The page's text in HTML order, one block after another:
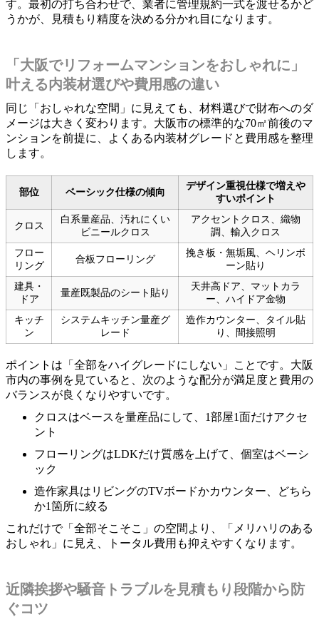
す。最初の打ち合わせで、業者に管理規約一式を渡せるかど
うかが、見積もり精度を決める分かれ目になります。
「大阪でリフォームマンションをおしゃれに」
叶える内装材選びや費用感の違い
同じ「おしゃれな空間」に見えても、材料選びで財布へのダ
メージは大きく変わります。大阪市の標準的な70㎡前後のマ
ンションを前提に、よくある内装材グレードと費用感を整理
します。
部位 ベーシック仕様の傾向
デザイン重視仕様で増えや
すいポイント
クロス
白系量産品、汚れにくい
ビニールクロス
アクセントクロス、織物
調、輸入クロス
フロー
リング
合板フローリング
挽き板・無垢風、ヘリンボ
ーン貼り
建具・
ドア
量産既製品のシート貼り
天井高ドア、マットカラ
ー、ハイドア金物
キッチ
ン
システムキッチン量産グ
レード
造作カウンター、タイル貼
り、間接照明
ポイントは「全部をハイグレードにしない」ことです。大阪
市内の事例を見ていると、次のような配分が満足度と費用の
バランスが良くなりやすいです。
クロスはベースを量産品にして、1部屋1面だけアクセ
ント
フローリングはLDKだけ質感を上げて、個室はベーシ
ック
造作家具はリビングのTVボードかカウンター、どちら
か1箇所に絞る
これだけで「全部そこそこ」の空間より、「メリハリのある
おしゃれ」に見え、トータル費用も抑えやすくなります。
近隣挨拶や騒音トラブルを見積もり段階から防
ぐコツ